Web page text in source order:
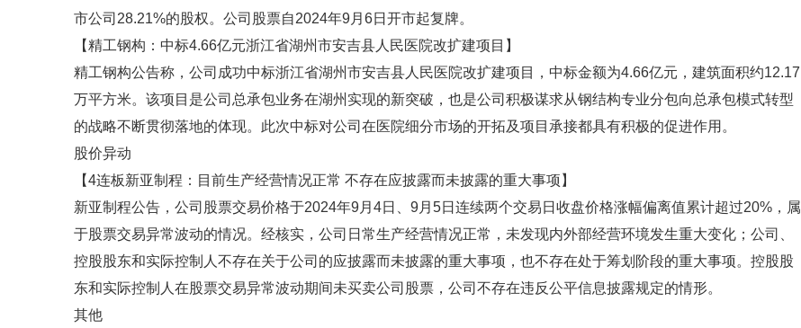
市公司28.21%的股权。公司股票自2024年9月6日开市起复牌。
【精工钢构：中标4.66亿元浙江省湖州市安吉县人民医院改扩建项目】
精工钢构公告称，公司成功中标浙江省湖州市安吉县人民医院改扩建项目，中标金额为4.66亿元，建筑面积约12.17
万平方米。该项目是公司总承包业务在湖州实现的新突破，也是公司积极谋求从钢结构专业分包向总承包模式转型
的战略不断贯彻落地的体现。此次中标对公司在医院细分市场的开拓及项目承接都具有积极的促进作用。
股价异动
【4连板新亚制程：目前生产经营情况正常 不存在应披露而未披露的重大事项】
新亚制程公告，公司股票交易价格于2024年9月4日、9月5日连续两个交易日收盘价格涨幅偏离值累计超过20%，属
于股票交易异常波动的情况。经核实，公司日常生产经营情况正常，未发现内外部经营环境发生重大变化；公司、
控股股东和实际控制人不存在关于公司的应披露而未披露的重大事项，也不存在处于筹划阶段的重大事项。控股股
东和实际控制人在股票交易异常波动期间未买卖公司股票，公司不存在违反公平信息披露规定的情形。
其他